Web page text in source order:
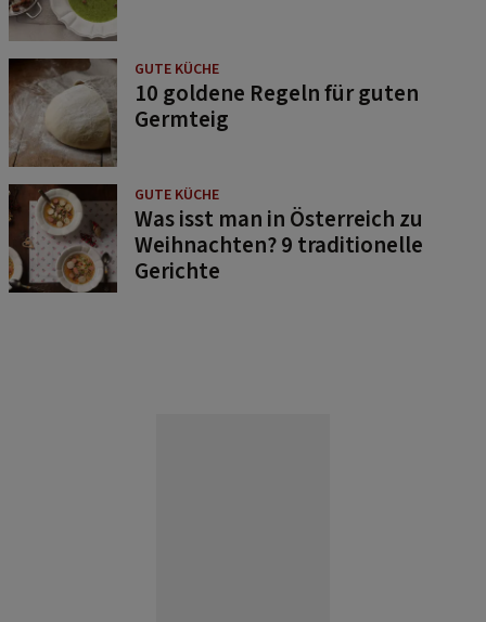
GUTE KÜCHE
10 goldene Regeln für guten
Germteig
GUTE KÜCHE
Was isst man in Österreich zu
Weihnachten? 9 traditionelle
Gerichte